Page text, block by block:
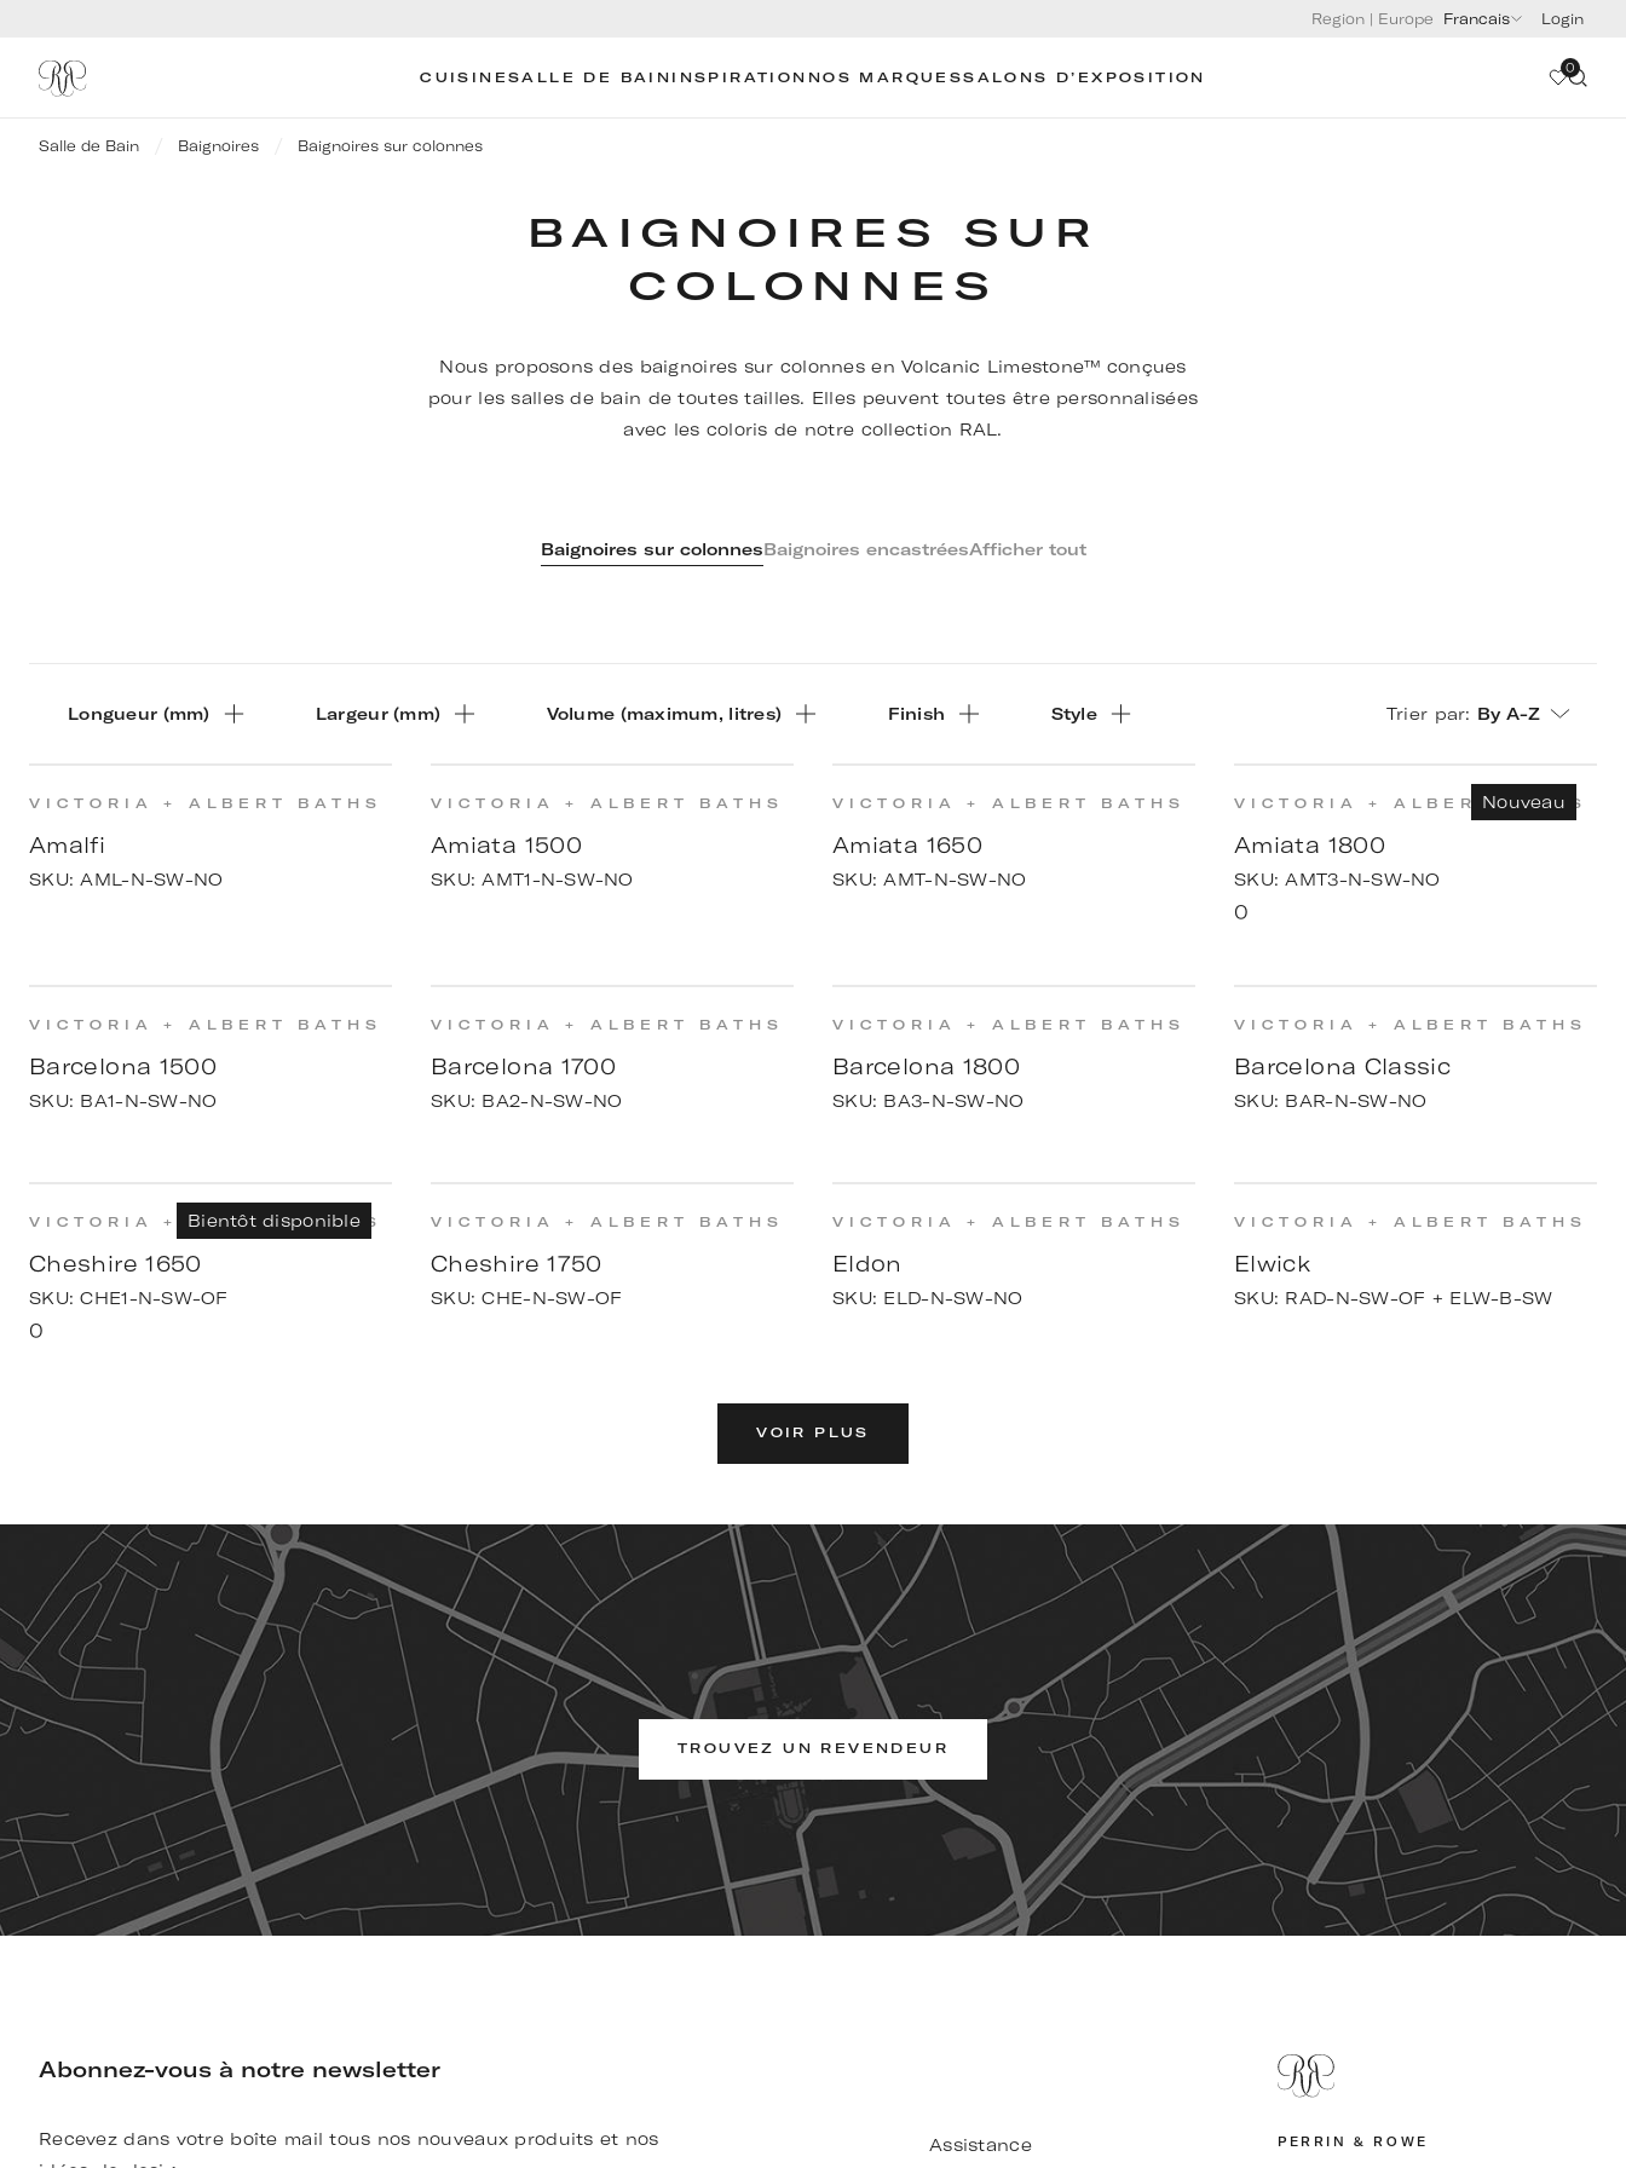
Region | Europe Francais Login
CUISINESALLE DE BAIN INSPIRATION NOS MARQUESSALONS D’EXPOSITION
0
Salle de Bain Baignoires Baignoires sur colonnes
BAIGNOIRES SUR
COLONNES
Nous proposons des baignoires sur colonnes en Volcanic Limestone™ conçues
pour les salles de bain de toutes tailles. Elles peuvent toutes être personnalisées
avec les coloris de notre collection RAL.
Baignoires sur colonnesBaignoires encastréesAfficher tout
Longueur (mm) Largeur (mm) Volume (maximum, litres) Finish Style Trier par: By A-Z
VICTORIA + ALBERT BATHS
Amalfi
SKU:AML-N-SW-NO
VICTORIA + ALBERT BATHS
Amiata 1500
SKU:AMT1-N-SW-NO
VICTORIA + ALBERT BATHS
Amiata 1650
SKU:AMT-N-SW-NO
Nouveau
VICTORIA + ALBERT BATHS
Amiata 1800
SKU:AMT3-N-SW-NO
0
VICTORIA + ALBERT BATHS
Barcelona 1500
SKU: BA1-N-SW-NO
VICTORIA + ALBERT BATHS
Barcelona 1700
SKU: BA2-N-SW-NO
VICTORIA + ALBERT BATHS
Barcelona 1800
SKU: BA3-N-SW-NO
VICTORIA + ALBERT BATHS
Barcelona Classic
SKU: BAR-N-SW-NO
Bientôt disponible
VICTORIA + ALBERT BATHS
Cheshire 1650
SKU:CHE1-N-SW-OF
0
VICTORIA + ALBERT BATHS
Cheshire 1750
SKU:CHE-N-SW-OF
VICTORIA + ALBERT BATHS
Eldon
SKU: ELD-N-SW-NO
VICTORIA + ALBERT BATHS
Elwick
SKU: RAD-N-SW-OF + ELW-B-SW
VOIR PLUS
TROUVEZ UN REVENDEUR
Abonnez-vous à notre newsletter
Recevez dans votre boîte mail tous nos nouveaux produits et nos
Assistance PERRIN & ROWE